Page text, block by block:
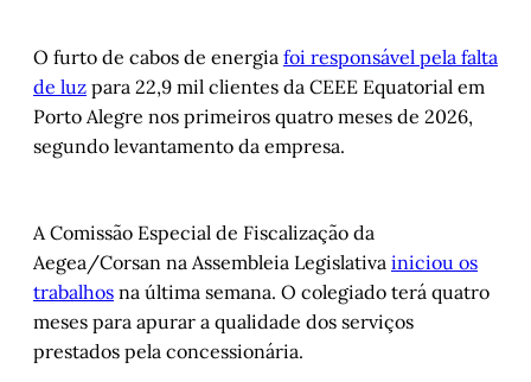
O furto de cabos de energia foi responsável pela falta
de luz para 22,9 mil clientes da CEEE Equatorial em
Porto Alegre nos primeiros quatro meses de 2026,
segundo levantamento da empresa.
A Comissão Especial de Fiscalização da
Aegea/Corsan na Assembleia Legislativa iniciou os
trabalhos na última semana. O colegiado terá quatro
meses para apurar a qualidade dos serviços
prestados pela concessionária.